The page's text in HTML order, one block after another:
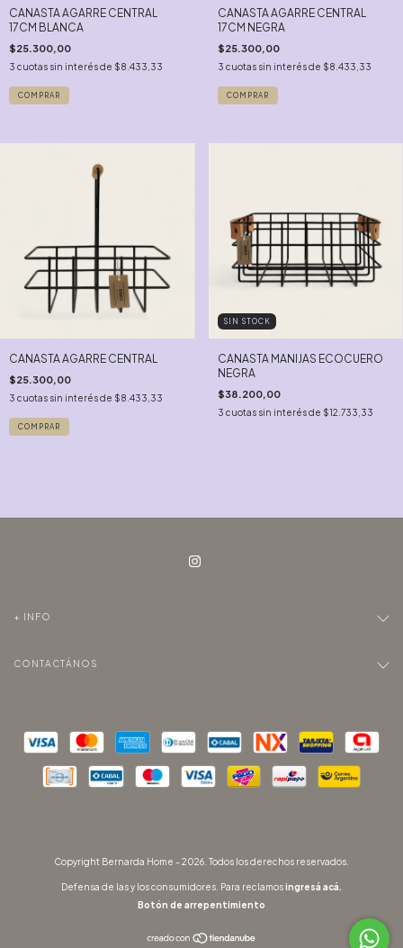
CANASTA AGARRE CENTRAL
17CM BLANCA
$25.300,00
3 cuotas sin interés de $8.433,33
CANASTA AGARRE CENTRAL
17CM NEGRA
$25.300,00
3 cuotas sin interés de $8.433,33
CANASTA AGARRE CENTRAL
$25.300,00
3 cuotas sin interés de $8.433,33
SIN STOCK
CANASTA MANIJAS ECOCUERO
NEGRA
$38.200,00
3 cuotas sin interés de $12.733,33
+ INFO
CONTACTÁNOS
Copyright Bernarda Home - 2026. Todos los derechos reservados.
Defensa de las y los consumidores. Para reclamosingresá acá.
Botón de arrepentimiento